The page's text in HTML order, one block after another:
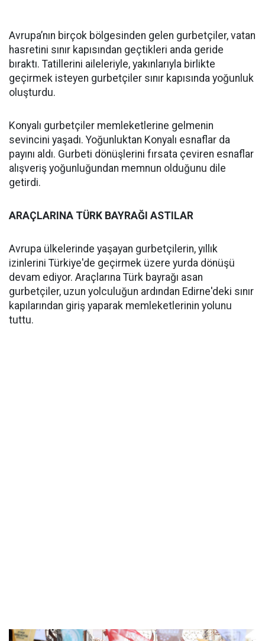
Avrupa’nın birçok bölgesinden gelen gurbetçiler, vatan
hasretini sınır kapısından geçtikleri anda geride
bıraktı. Tatillerini aileleriyle, yakınlarıyla birlikte
geçirmek isteyen gurbetçiler sınır kapısında yoğunluk
oluşturdu.
Konyalı gurbetçiler memleketlerine gelmenin
sevincini yaşadı. Yoğunluktan Konyalı esnaflar da
payını aldı. Gurbeti dönüşlerini fırsata çeviren esnaflar
alışveriş yoğunluğundan memnun olduğunu dile
getirdi.
ARAÇLARINA TÜRK BAYRAĞI ASTILAR
Avrupa ülkelerinde yaşayan gurbetçilerin, yıllık
izinlerini Türkiye'de geçirmek üzere yurda dönüşü
devam ediyor. Araçlarına Türk bayrağı asan
gurbetçiler, uzun yolculuğun ardından Edirne'deki sınır
kapılarından giriş yaparak memleketlerinin yolunu
tuttu.